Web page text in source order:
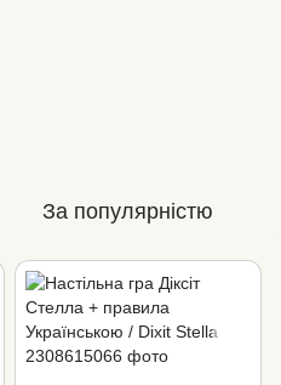
За популярністю